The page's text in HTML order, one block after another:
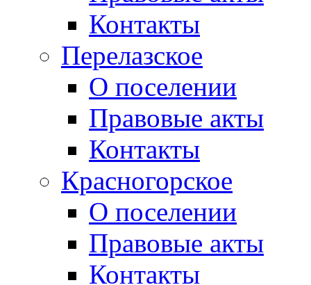
Контакты
Перелазское
О поселении
Правовые акты
Контакты
Красногорское
О поселении
Правовые акты
Контакты